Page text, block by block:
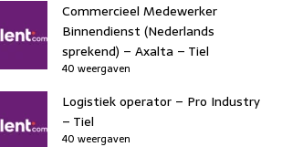
Commercieel Medewerker
Binnendienst (Nederlands
sprekend) – Axalta – Tiel
40 weergaven
Logistiek operator – Pro Industry
– Tiel
40 weergaven